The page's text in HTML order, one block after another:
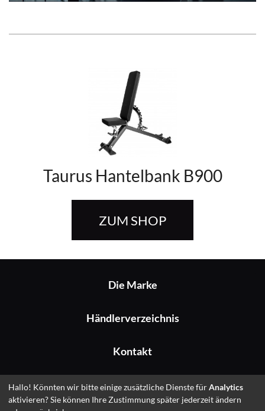
Taurus Hantelbank B900
ZUM SHOP
Die Marke
Händlerverzeichnis
Kontakt
Impressum
Hallo! Könnten wir bitte einige zusätzliche Dienste fürAnalytics
aktivieren? Sie können Ihre Zustimmung später jederzeit ändern